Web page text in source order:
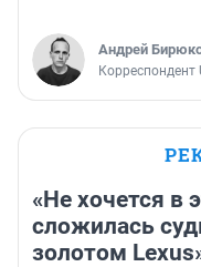
Андрей
Корреспондент
«Не хочется в
сложилась
золотом